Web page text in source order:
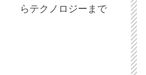
らテクノロジーまで